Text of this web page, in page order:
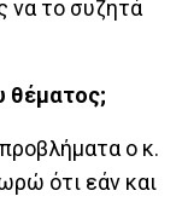
να το συζητά
θέματος;
ο κ.
ότι εάν και